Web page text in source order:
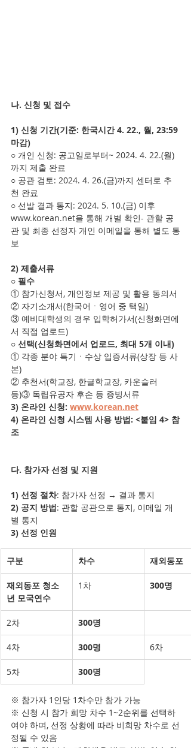
나. 신청 및 접수
1) 신청 기간(기준: 한국시간 4. 22., 월, 23:59
마감)
○ 개인 신청: 공고일로부터~ 2024. 4. 22.(월)
까지 제출 완료
○ 공관 검토: 2024. 4. 26.(금)까지 센터로 추
천 완료
○ 선발 결과 통지: 2024. 5. 10.(금) 이후
www.korean.net을 통해 개별 확인- 관할 공
관 및 최종 선정자 개인 이메일을 통해 별도 통
보
2) 제출서류
○ 필수
① 참가신청서, 개인정보 제공 및 활용 동의서
② 자기소개서(한국어ㆍ영어 중 택일)
③ 예비대학생의 경우 입학허가서(신청화면에
서 직접 업로드)
○ 선택(신청화면에서 업로드, 최대 5개 이내)
① 각종 분야 특기ㆍ수상 입증서류(상장 등 사
본)
② 추천서(학교장, 한글학교장, 카운슬러
등)③ 독립유공자 후손 등 증빙서류
3) 온라인 신청: www.korean.net
4) 온라인 신청 시스템 사용 방법: <붙임 4> 참
조
다. 참가자 선정 및 지원
1) 선정 절차: 참가자 선정 → 결과 통지
2) 공지 방법: 관할 공관으로 통지, 이메일 개
별 통지
3) 선정 인원
구분 차수 재외동포
재외동포 청소
년 모국연수
1차 300명
2차 300명
4차 300명 6차
5차 300명
※ 참가자 1인당 1차수만 참가 가능
※ 신청 시 참가 희망 차수 1~2순위를 선택하
여야 하며, 선정 상황에 따라 비희망 차수로 선
정될 수 있음